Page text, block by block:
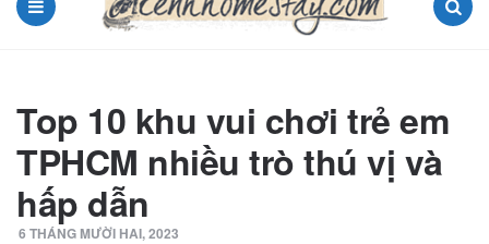
Top 10 khu vui chơi trẻ em
TPHCM nhiều trò thú vị và
hấp dẫn
6 THÁNG MƯỜI HAI, 2023